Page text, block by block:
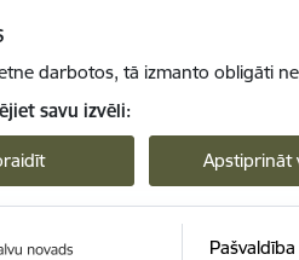
darbotos, tā izmanto obligāti
savu izvēli:
Apstiprināt
Pašvaldība